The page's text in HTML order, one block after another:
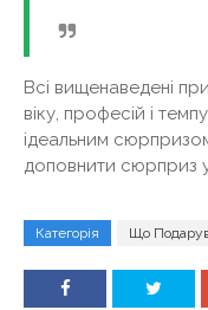
Всі вищенаведені
віку, професій і
ідеальним
доповнити сюрприз
Категорія Що